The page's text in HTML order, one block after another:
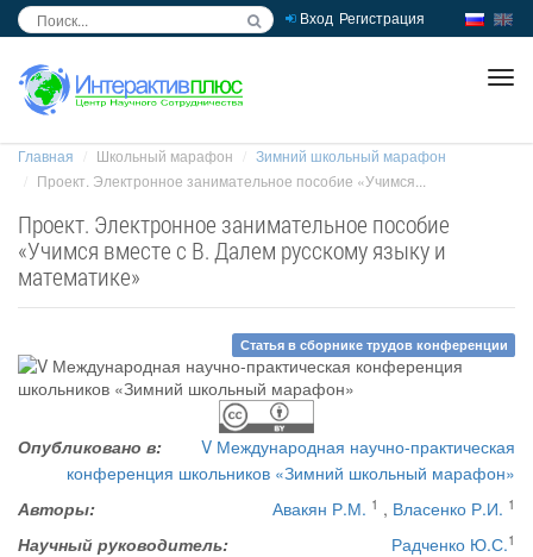
Вход Регистрация
Главная Школьный марафон
Зимний школьный марафон
Проект. Электронное занимательное пособие «Учимся...
Проект. Электронное занимательное пособие
«Учимся вместе с В. Далем русскому языку и
математике»
Статья в сборнике трудов конференции
Опубликовано в:
V Международная научно-практическая
конференция школьников «Зимний школьный марафон»
Авторы:
Авакян Р.М. 1 , Власенко Р.И. 1
Научный руководитель: Радченко Ю.С.1